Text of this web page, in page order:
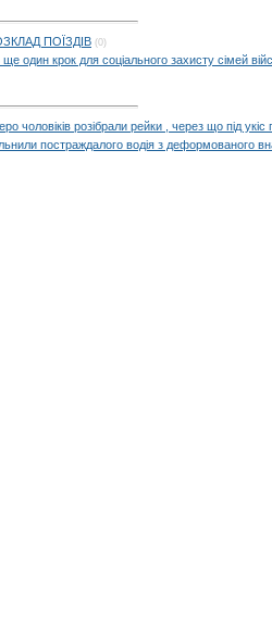
ПОЇЗДІВ (0)
один крок для соціального захисту сімей
чоловіків розібрали рейки , через що під
постраждалого водія з деформованого